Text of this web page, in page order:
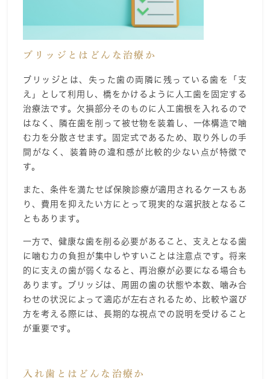
ブリッジとはどんな治療か
ブリッジとは、失った歯の両隣に残っている歯を「支
え」として利用し、橋をかけるように人工歯を固定する
治療法です。欠損部分そのものに人工歯根を入れるので
はなく、隣在歯を削って被せ物を装着し、一体構造で噛
む力を分散させます。固定式であるため、取り外しの手
間がなく、装着時の違和感が比較的少ない点が特徴で
す。
また、条件を満たせば保険診療が適用されるケースもあ
り、費用を抑えたい方にとって現実的な選択肢となるこ
ともあります。
一方で、健康な歯を削る必要があること、支えとなる歯
に噛む力の負担が集中しやすいことは注意点です。将来
的に支えの歯が弱くなると、再治療が必要になる場合も
あります。ブリッジは、周囲の歯の状態や本数、噛み合
わせの状況によって適応が左右されるため、比較や選び
方を考える際には、長期的な視点での説明を受けること
が重要です。
入れ歯とはどんな治療か